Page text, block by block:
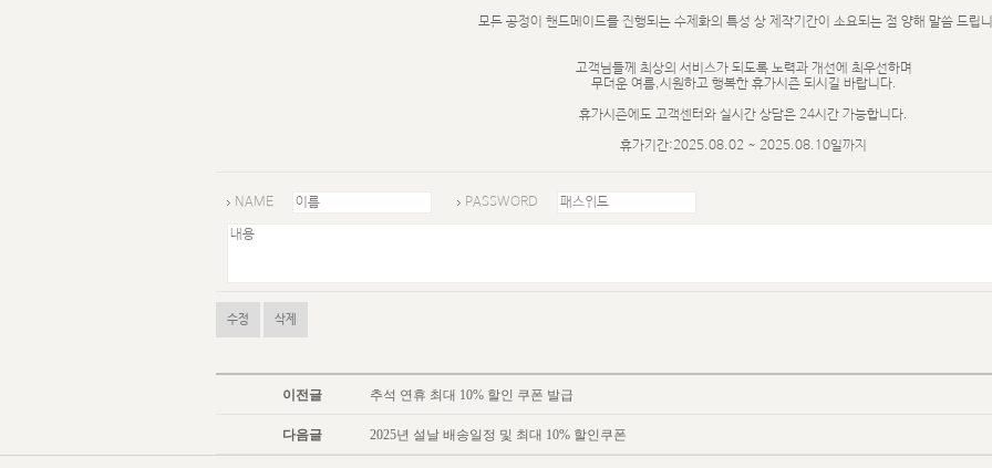
모든 공정이 핸드메이드를 진행되는 수제화의 특성 상 제작기간이 소요되는 점 양해 말씀 드립
고객님들께 최상의 서비스가 되도록 노력과 개선에 최우선하며
무더운 여름,시원하고 행복한 휴가시즌 되시길 바랍니다.
휴가시즌에도 고객센터와 실시간 상담은 24시간 가능합니다.
휴가기간:2025.08.02 ~ 2025.08.10일까지
NAME PASSWORD
수정 삭제
이전글 추석 연휴 최대 10% 할인 쿠폰 발급
다음글 2025년 설날 배송일정 및 최대 10% 할인쿠폰